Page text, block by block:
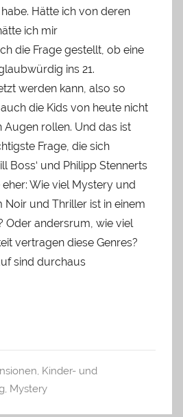
Hätte ich von deren
ich mir
die Frage gestellt, ob eine
ins 21.
werden kann, also so
die Kids von heute nicht
rollen. Und das ist
Frage, die sich
Boss‘ und Philipp Stennerts
Wie viel Mystery und
Noir und Thriller ist in einem
Oder andersrum, wie viel
vertragen diese Genres?
sind durchaus
, Kinder- und
, Mystery